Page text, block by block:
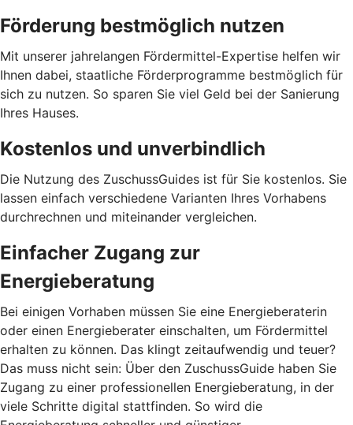
Förderung bestmöglich nutzen
Mit unserer jahrelangen Fördermittel-Expertise helfen wir
Ihnen dabei, staatliche Förderprogramme bestmöglich für
sich zu nutzen. So sparen Sie viel Geld bei der Sanierung
Ihres Hauses.
Kostenlos und unverbindlich
Die Nutzung des ZuschussGuides ist für Sie kostenlos. Sie
lassen einfach verschiedene Varianten Ihres Vorhabens
durchrechnen und miteinander vergleichen.
Einfacher Zugang zur
Energieberatung
Bei einigen Vorhaben müssen Sie eine Energieberaterin
oder einen Energieberater einschalten, um Fördermittel
erhalten zu können. Das klingt zeitaufwendig und teuer?
Das muss nicht sein: Über den ZuschussGuide haben Sie
Zugang zu einer professionellen Energieberatung, in der
viele Schritte digital stattfinden. So wird die